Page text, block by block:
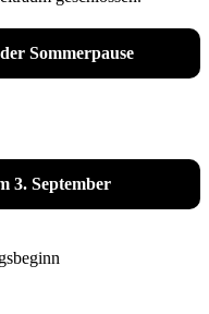
Sommerpause
3. September